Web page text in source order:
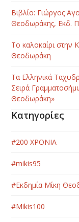
Βιβλίο: Γιώργος
Θεοδωράκης, Εκδ.
Το καλοκαίρι στην
Θεοδωράκη
Τα Ελληνικά
Σειρά
Θεοδωράκη»
Κατηγορίες
#200 ΧΡΟΝΙΑ
#mikis95
#Εκδημία Μίκη
#Μikis100